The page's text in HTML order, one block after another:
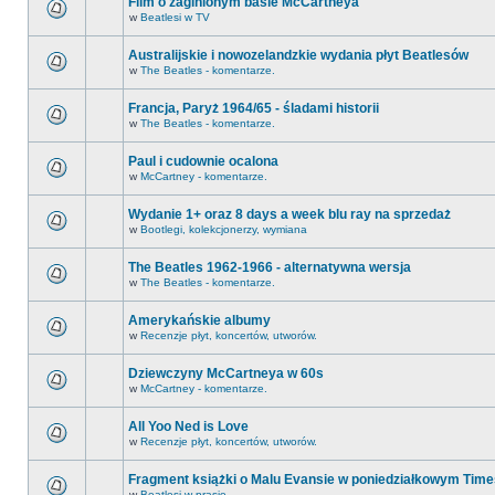
w Beatlesi w TV
Australijskie i nowozelandzkie wydania płyt Beatlesów
w The Beatles - komentarze.
Francja, Paryż 1964/65 - śladami historii
w The Beatles - komentarze.
Paul i cudownie ocalona
w McCartney - komentarze.
Wydanie 1+ oraz 8 days a week blu ray na sprzedaż
w Bootlegi, kolekcjonerzy, wymiana
The Beatles 1962-1966 - alternatywna wersja
w The Beatles - komentarze.
Amerykańskie albumy
w Recenzje płyt, koncertów, utworów.
Dziewczyny McCartneya w 60s
w McCartney - komentarze.
All Yoo Ned is Love
w Recenzje płyt, koncertów, utworów.
Fragment książki o Malu Evansie w poniedziałkowym